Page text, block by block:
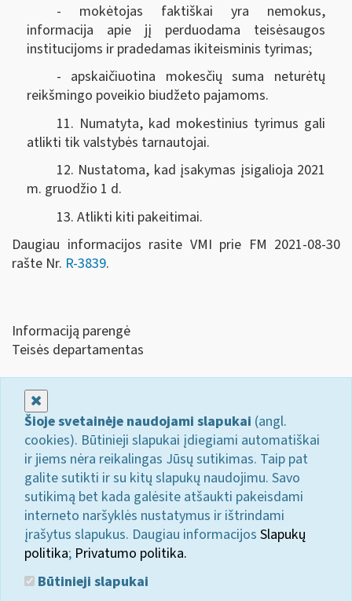
- mokėtojas faktiškai yra nemokus,
informacija apie jį perduodama teisėsaugos
institucijoms ir pradedamas ikiteisminis tyrimas;
- apskaičiuotina mokesčių suma neturėtų
reikšmingo poveikio biudžeto pajamoms.
11. Numatyta, kad mokestinius tyrimus gali
atlikti tik valstybės tarnautojai.
12. Nustatoma, kad įsakymas įsigalioja 2021
m. gruodžio 1 d.
13. Atlikti kiti pakeitimai.
Daugiau informacijos rasite VMI prie FM 2021-08-30
rašte Nr. R-3839.
Informaciją parengė
Teisės departamentas
Šioje svetainėje naudojami slapukai (angl.
cookies). Būtinieji slapukai įdiegiami automatiškai
ir jiems nėra reikalingas Jūsų sutikimas. Taip pat
galite sutikti ir su kitų slapukų naudojimu. Savo
sutikimą bet kada galėsite atšaukti pakeisdami
interneto naršyklės nustatymus ir ištrindami
įrašytus slapukus. Daugiau informacijos Slapukų
politika; Privatumo politika.
Būtinieji slapukai